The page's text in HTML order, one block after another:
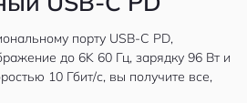
порту USB-C PD,
до 6K 60 Гц, зарядку 96 Вт и
10 Гбит/с, вы получите все,